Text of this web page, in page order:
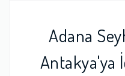
Adana
Antakya'ya